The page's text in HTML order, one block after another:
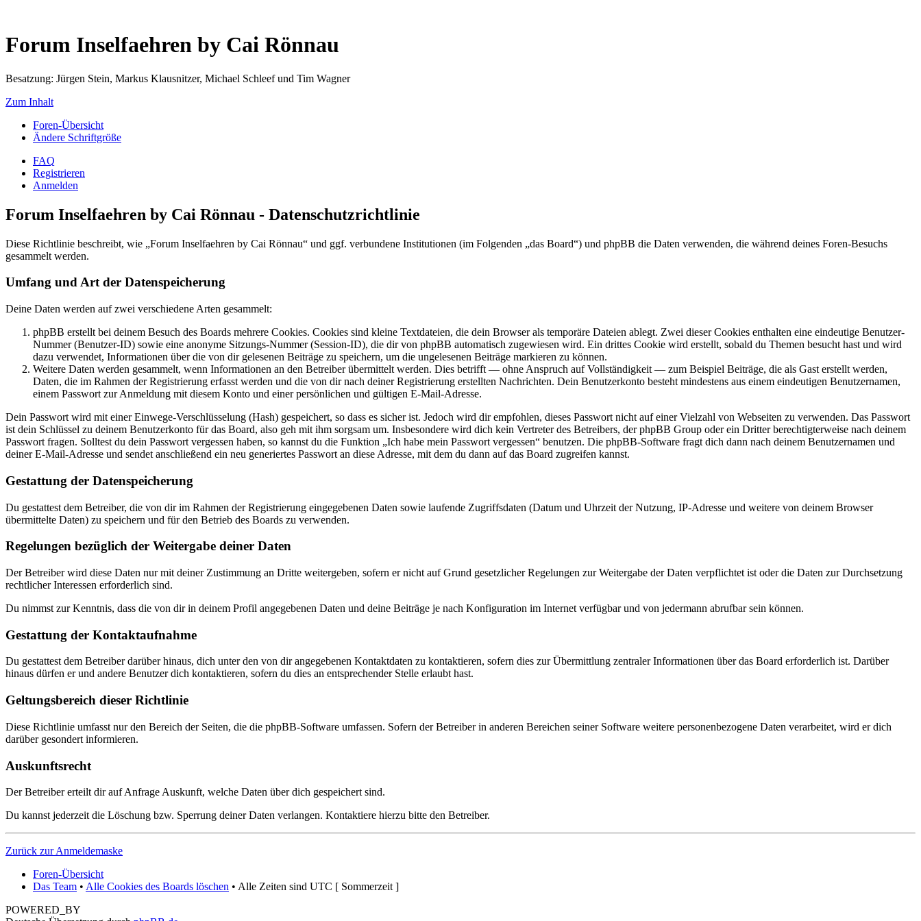
Forum Inselfaehren by Cai Rönnau
Besatzung: Jürgen Stein, Markus Klausnitzer, Michael Schleef und Tim Wagner
Zum Inhalt
Foren-Übersicht
Ändere Schriftgröße
FAQ
Registrieren
Anmelden
Forum Inselfaehren by Cai Rönnau - Datenschutzrichtlinie
Diese Richtlinie beschreibt, wie „Forum Inselfaehren by Cai Rönnau“ und ggf. verbundene Institutionen (im Folgenden „das Board“) und phpBB die Daten verwenden, die während deines Foren-Besuchs
gesammelt werden.
Umfang und Art der Datenspeicherung
Deine Daten werden auf zwei verschiedene Arten gesammelt:
phpBB erstellt bei deinem Besuch des Boards mehrere Cookies. Cookies sind kleine Textdateien, die dein Browser als temporäre Dateien ablegt. Zwei dieser Cookies enthalten eine eindeutige Benutzer-
Nummer (Benutzer-ID) sowie eine anonyme Sitzungs-Nummer (Session-ID), die dir von phpBB automatisch zugewiesen wird. Ein drittes Cookie wird erstellt, sobald du Themen besucht hast und wird
dazu verwendet, Informationen über die von dir gelesenen Beiträge zu speichern, um die ungelesenen Beiträge markieren zu können.
Weitere Daten werden gesammelt, wenn Informationen an den Betreiber übermittelt werden. Dies betrifft — ohne Anspruch auf Vollständigkeit — zum Beispiel Beiträge, die als Gast erstellt werden,
Daten, die im Rahmen der Registrierung erfasst werden und die von dir nach deiner Registrierung erstellten Nachrichten. Dein Benutzerkonto besteht mindestens aus einem eindeutigen Benutzernamen,
einem Passwort zur Anmeldung mit diesem Konto und einer persönlichen und gültigen E-Mail-Adresse.
Dein Passwort wird mit einer Einwege-Verschlüsselung (Hash) gespeichert, so dass es sicher ist. Jedoch wird dir empfohlen, dieses Passwort nicht auf einer Vielzahl von Webseiten zu verwenden. Das Passwort
ist dein Schlüssel zu deinem Benutzerkonto für das Board, also geh mit ihm sorgsam um. Insbesondere wird dich kein Vertreter des Betreibers, der phpBB Group oder ein Dritter berechtigterweise nach deinem
Passwort fragen. Solltest du dein Passwort vergessen haben, so kannst du die Funktion „Ich habe mein Passwort vergessen“ benutzen. Die phpBB-Software fragt dich dann nach deinem Benutzernamen und
deiner E-Mail-Adresse und sendet anschließend ein neu generiertes Passwort an diese Adresse, mit dem du dann auf das Board zugreifen kannst.
Gestattung der Datenspeicherung
Du gestattest dem Betreiber, die von dir im Rahmen der Registrierung eingegebenen Daten sowie laufende Zugriffsdaten (Datum und Uhrzeit der Nutzung, IP-Adresse und weitere von deinem Browser
übermittelte Daten) zu speichern und für den Betrieb des Boards zu verwenden.
Regelungen bezüglich der Weitergabe deiner Daten
Der Betreiber wird diese Daten nur mit deiner Zustimmung an Dritte weitergeben, sofern er nicht auf Grund gesetzlicher Regelungen zur Weitergabe der Daten verpflichtet ist oder die Daten zur Durchsetzung
rechtlicher Interessen erforderlich sind.
Du nimmst zur Kenntnis, dass die von dir in deinem Profil angegebenen Daten und deine Beiträge je nach Konfiguration im Internet verfügbar und von jedermann abrufbar sein können.
Gestattung der Kontaktaufnahme
Du gestattest dem Betreiber darüber hinaus, dich unter den von dir angegebenen Kontaktdaten zu kontaktieren, sofern dies zur Übermittlung zentraler Informationen über das Board erforderlich ist. Darüber
hinaus dürfen er und andere Benutzer dich kontaktieren, sofern du dies an entsprechender Stelle erlaubt hast.
Geltungsbereich dieser Richtlinie
Diese Richtlinie umfasst nur den Bereich der Seiten, die die phpBB-Software umfassen. Sofern der Betreiber in anderen Bereichen seiner Software weitere personenbezogene Daten verarbeitet, wird er dich
darüber gesondert informieren.
Auskunftsrecht
Der Betreiber erteilt dir auf Anfrage Auskunft, welche Daten über dich gespeichert sind.
Du kannst jederzeit die Löschung bzw. Sperrung deiner Daten verlangen. Kontaktiere hierzu bitte den Betreiber.
Zurück zur Anmeldemaske
Foren-Übersicht
Das Team • Alle Cookies des Boards löschen • Alle Zeiten sind UTC [ Sommerzeit ]
POWERED_BY